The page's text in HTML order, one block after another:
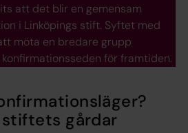
att det blir en gemensam
i Linköpings stift. Syftet med
möta en bredare grupp
för framtiden.
stiftets gårdar